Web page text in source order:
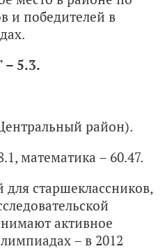
и победителей в
5.3.
район).
математика – 60.47.
старшеклассников,
активное
– в 2012